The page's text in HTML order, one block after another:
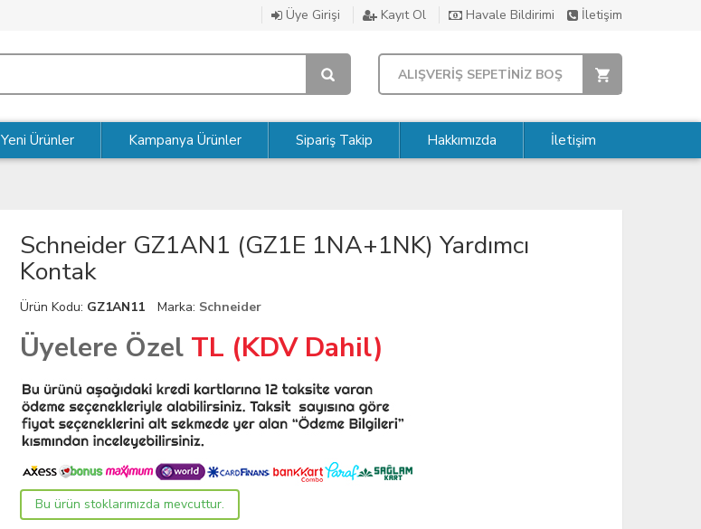
Üye Girişi Kayıt Ol Havale Bildirimi İletişim
ALIŞVERİŞ SEPETİNİZ BOŞ
Yeni Ürünler Kampanya Ürünler Sipariş Takip Hakkımızda İletişim
Schneider GZ1AN1 (GZ1E 1NA+1NK) Yardımcı
Kontak
Ürün Kodu: GZ1AN11 Marka: Schneider
Üyelere Özel TL (KDV Dahil)
Bu ürün stoklarımızda mevcuttur.